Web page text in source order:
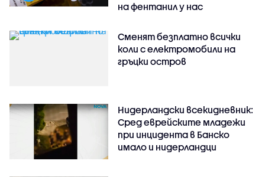
на фентанил у нас
Сменят безплатно всички
коли с електромобили на
гръцки остров
Нидерландски всекидневник:
Сред еврейските младежи
при инцидента в Банско
имало и нидерландци